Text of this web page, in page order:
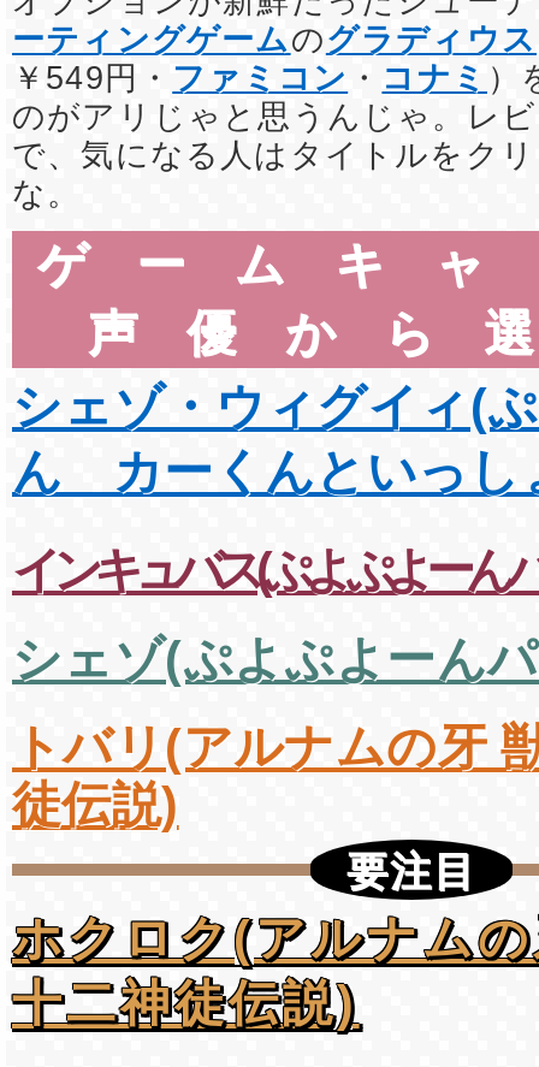
ーティングゲームのグラディウス
￥549円・ ファミコン ・ コナミ ）
のがアリじゃと思うんじゃ。レ
で、気になる人はタイトルをク
な。
ゲームキ
声優から
シェゾ・ウィグイィ(
ん カーくんといっし
インキュバス(ぷよぷよーん
シェゾ(ぷよぷよーん
トバリ(アルナムの牙
徒伝説)
要注目
ホクロク(アルナム
十二神徒伝説)